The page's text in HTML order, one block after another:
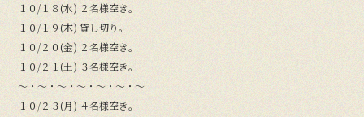
１０/１８(水) ２名様空き。
１０/１９(木) 貸し切り。
１０/２０(金) ２名様空き。
１０/２１(土) ３名様空き。
〜・〜・〜・〜・〜・〜・〜
１０/２３(月) ４名様空き。